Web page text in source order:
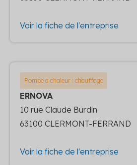
Voir la fiche de l'entreprise
Pompe a chaleur : chauffage
ERNOVA
10 rue Claude Burdin
63100 CLERMONT-FERRAND
Voir la fiche de l'entreprise